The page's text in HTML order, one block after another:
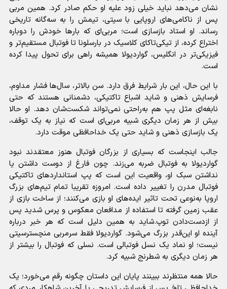
نشان می‌دهد نباید خیلی زود علیه او حکم صادر کرد. همین مربی
پس از ناکامی‌های اروپایی با سیتی، تیمش را به سه‌گانه تاریخی
رساند. او استاد بازسازی است؛ مربی‌ای که بارها خودش را دوباره
اختراع کرده، از تیکی‌تاکای کلاسیک در بارسلونا تا فوتبال مستقیم‌تر و
فیزیکی‌تر در انگلیس، گواردیولا همیشه راهی برای تحول پیدا کرده
است.
با این حال، این بار شرایط فرق دارد. سن بالاتر، سال‌ها فشار مداوم،
فرسایش ذهنی و شاید اشباع تاکتیکی، دشمنانی هستند که حتی
نابغه‌ای مثل پپ هم به‌راحتی نمی‌تواند شکست‌شان دهد. او حالا
بیش از هر زمان دیگری شبیه مربی‌ای است که نیاز به یک توقف،
یک بازسازی ذهنی و شاید حتی یک خداحافظی موقت دارد.
جالب اینجاست که بسیاری از بزرگان فوتبال هنوز معتقدند نبود
گواردیولا به فوتبال ضربه می‌زند. چون فارغ از دوست داشتن یا
نداشتن سبک او، واقعیت این است که پپ استانداردهای تاکتیکی
فوتبال مدرن را تغییر داده است. امروزه تقریبا تمام تیم‌های بزرگ
اروپا به‌نوعی تحت تاثیر ایده‌های او بازی می‌کنند؛ از ساخت بازی از
عقب زمین گرفته تا استفاده از مدافعان معکوس و پرس شدید پس
از ازدست‌دادن توپ.شاید به همین دلیل است که هر خبر درباره
آینده او این‌قدر بزرگ می‌شود. گواردیولا فقط سرمربی منچسترسیتی
نیست؛ او نماد یک نسل فوتبالی است. نسلی که فوتبال را بیشتر از
هر زمان دیگری به شطرنج شبیه کرد.
حالا همه منتظرند ببینند پایان این داستان چگونه رقم می‌خورد؛ یک